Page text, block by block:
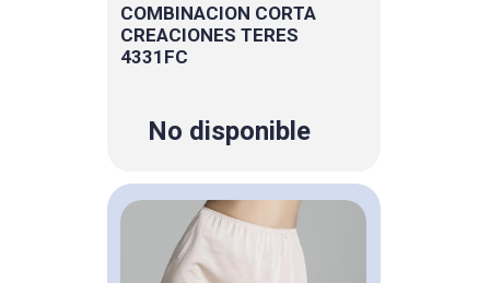
COMBINACION CORTA
CREACIONES TERES
4331FC
No disponible